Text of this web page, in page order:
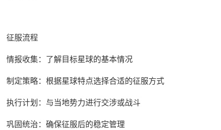
征服流程
情报收集：了解目标星球的基本情况
制定策略：根据星球特点选择合适的征服方式
执行计划：与当地势力进行交涉或战斗
巩固统治：确保征服后的稳定管理